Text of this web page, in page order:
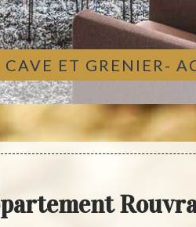
ET GRENIER-